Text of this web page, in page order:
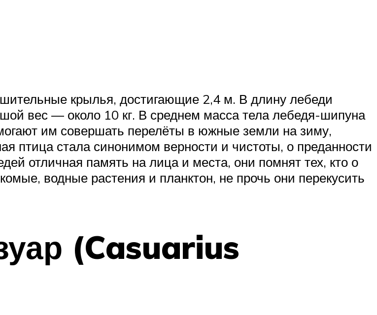
крылья, достигающие 2,4 м. В длину лебеди
вес — около 10 кг. В среднем масса тела лебедя-шипуна
им совершать перелёты в южные земли на зиму,
птица стала синонимом верности и чистоты, о преданности
отличная память на лица и места, они помнят тех, кто о
водные растения и планктон, не прочь они перекусить
(Casuarius